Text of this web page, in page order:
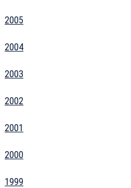
2005
2004
2003
2002
2001
2000
1999